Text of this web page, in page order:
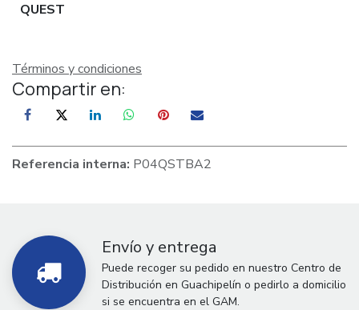
QUEST
Términos y condiciones
Compartir en:
Referencia interna: P04QSTBA2
Envío y entrega
Puede recoger su pedido en nuestro Centro de
Distribución en Guachipelín o pedirlo a domicilio
si se encuentra en el GAM.